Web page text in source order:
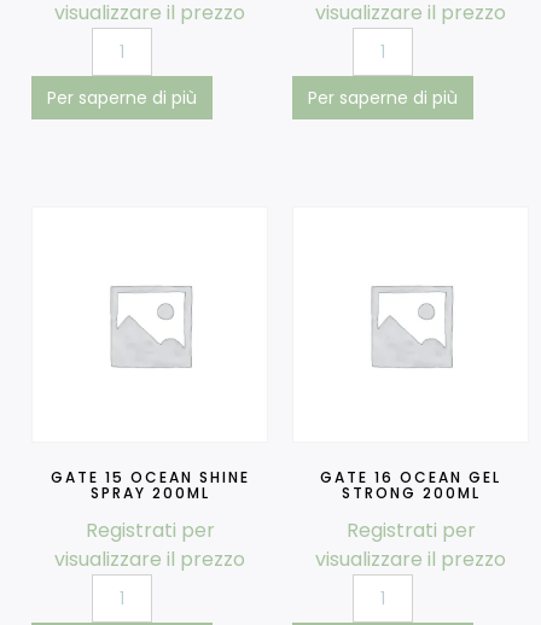
visualizzare il prezzo
Per saperne di più
visualizzare il prezzo
Per saperne di più
GATE 15 OCEAN SHINE
SPRAY 200ML
Registrati per
visualizzare il prezzo
GATE 16 OCEAN GEL
STRONG 200ML
Registrati per
visualizzare il prezzo